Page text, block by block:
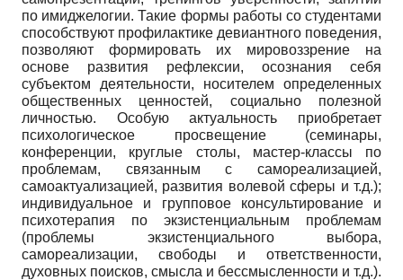
по имиджелогии. Такие формы работы со студентами
способствуют профилактике девиантного поведения,
позволяют формировать их мировоззрение на
основе развития рефлексии, осознания себя
субъектом деятельности, носителем определенных
общественных ценностей, социально полезной
личностью. Особую актуальность приобретает
психологическое просвещение (семинары,
конференции, круглые столы, мастер-классы по
проблемам, связанным с самореализацией,
самоактуализацией, развития волевой сферы и т.д.);
индивидуальное и групповое консультирование и
психотерапия по экзистенциальным проблемам
(проблемы экзистенциального выбора,
самореализации, свободы и ответственности,
духовных поисков, смысла и бессмысленности и т.д.).